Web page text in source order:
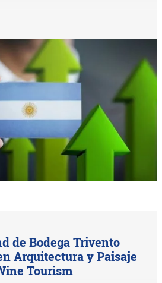
de Bodega Trivento
Arquitectura y Paisaje
Tourism